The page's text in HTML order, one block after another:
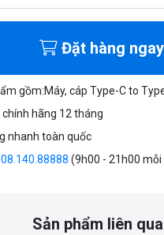
Đặt hàng ngay
gồm:Máy, cáp Type-C to
chính hãng 12 tháng
nhanh toàn quốc
08.140.88888 (9h00 - 21h00 mỗi
Sản phẩm liên